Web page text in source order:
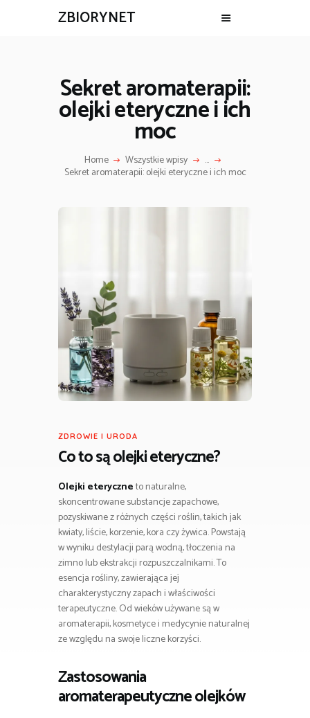
ZBIORYNET
Sekret aromaterapii:
olejki eteryczne i ich
moc
Home Wszystkie wpisy ...
Sekret aromaterapii: olejki eteryczne i ich moc
ZDROWIE I URODA
Co to sąolejki eteryczne?
Olejki eteryczneto naturalne,
skoncentrowane substancje zapachowe,
pozyskiwane z różnych części roślin, takich jak
kwiaty, liście, korzenie, kora czy żywica. Powstają
w wyniku destylacji parą wodną, tłoczenia na
zimno lub ekstrakcji rozpuszczalnikami. To
esencja rośliny, zawierająca jej
charakterystyczny zapach i właściwości
terapeutyczne. Od wieków używane są w
aromaterapii, kosmetyce i medycynie naturalnej
ze względu na swoje liczne korzyści.
Zastosowania
aromaterapeutyczne olejków